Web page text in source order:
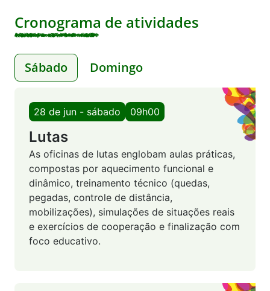
Cronograma de atividades
Sábado Domingo
28 de jun - sábado 09h00
Lutas
As oficinas de lutas englobam aulas práticas,
compostas por aquecimento funcional e
dinâmico, treinamento técnico (quedas,
pegadas, controle de distância,
mobilizações), simulações de situações reais
e exercícios de cooperação e finalização com
foco educativo.